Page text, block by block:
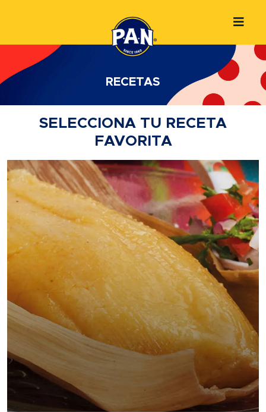
RECETAS
SELECCIONA TU RECETA
FAVORITA